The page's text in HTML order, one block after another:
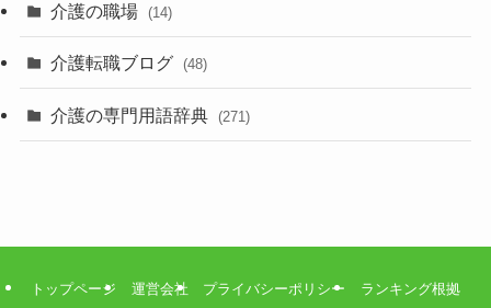
介護の職場 (14)
介護転職ブログ (48)
介護の専門用語辞典 (271)
トップページ 運営会社 プライバシーポリシー ランキング根拠